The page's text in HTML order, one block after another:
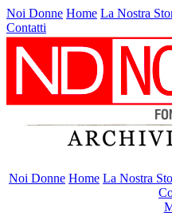
Noi Donne Home La Nostra
Contatti
Noi Donne Home La Nostra